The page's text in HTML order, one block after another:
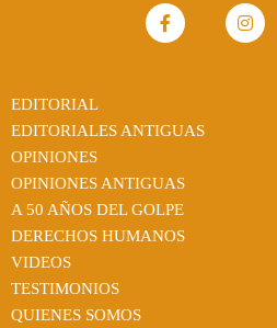
EDITORIAL
EDITORIALES ANTIGUAS
OPINIONES
OPINIONES ANTIGUAS
A 50 AÑOS DEL GOLPE
DERECHOS HUMANOS
VIDEOS
TESTIMONIOS
QUIENES SOMOS